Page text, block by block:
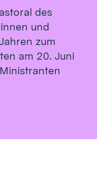
des
und
zum
am 20. Juni